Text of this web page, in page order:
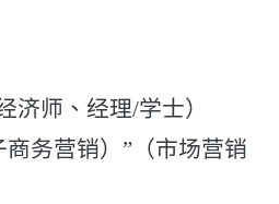
济师、经理/学士）
务营销）”（市场营销